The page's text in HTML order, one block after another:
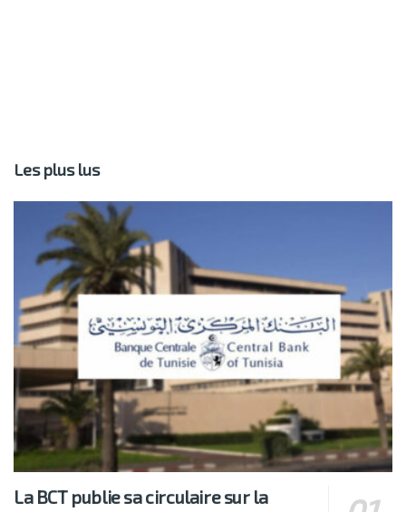
Les plus lus
La BCT publie sa circulaire sur la